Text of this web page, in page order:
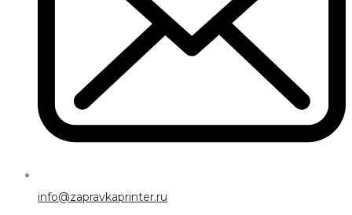
info@zapravkaprinter.ru